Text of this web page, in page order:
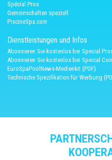
Spécial Pros
Gemeinschaften speziell
PiscineSpa.com
Dienstleistungen und Infos
Abonnieren Sie kostenlos bei Special
Abonnieren Sie kostenlos bei Special
EuroSpaPoolNews-Medienkit (PDF)
Technische Spezifikation für Werbung